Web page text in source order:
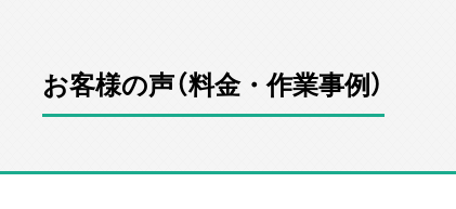
お客様の声（料金・作業事例）